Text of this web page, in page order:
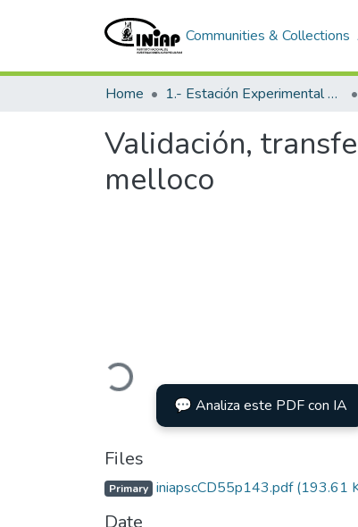
Communities & Collections
Home 1.- Estación Experimental Santa Catalina
Validación,
melloco
Loading...
💬 Analiza este PDF con IA
Files
Primary iniapscCD55p143.pdf(193.61
Date